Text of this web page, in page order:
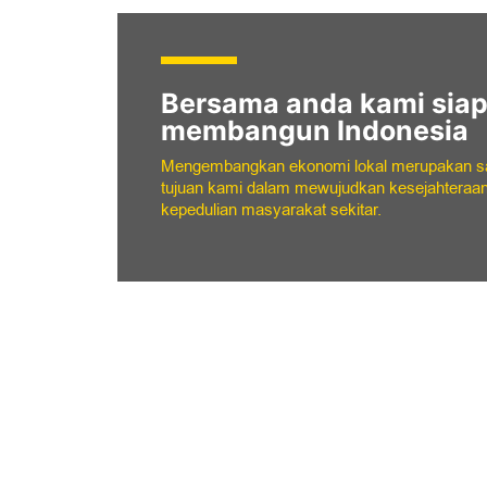
Era digital makin
kami lebih maju
Kemajuan teknologi menjadi bagian dari kami
membangun keberhasilan secara
berkesinambungan.